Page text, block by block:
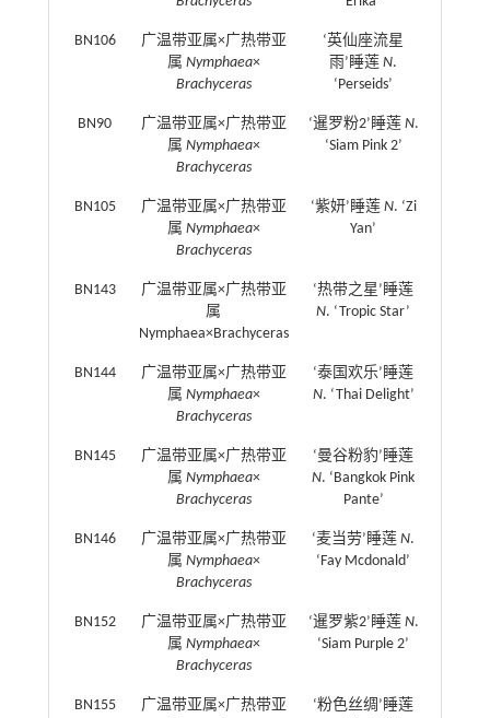
BN106
广温带亚属×广热带亚
属 Nymphaea×
Brachyceras
‘英仙座流星
雨’睡莲N.
‘Perseids’
BN90
广温带亚属×广热带亚
属 Nymphaea×
Brachyceras
‘暹罗粉2’睡莲 N.
‘Siam Pink 2’
BN105
广温带亚属×广热带亚
属 Nymphaea×
Brachyceras
‘紫妍’睡莲 N. ‘Zi
Yan’
BN143
广温带亚属×广热带亚
属
Nymphaea×Brachyceras
‘热带之星’睡莲
N. ‘Tropic Star’
BN144
广温带亚属×广热带亚
属 Nymphaea×
Brachyceras
‘泰国欢乐’睡莲
N. ‘Thai Delight’
BN145
广温带亚属×广热带亚
属 Nymphaea×
Brachyceras
‘曼谷粉豹’睡莲
N. ‘Bangkok Pink
Pante’
BN146
广温带亚属×广热带亚
属 Nymphaea×
Brachyceras
‘麦当劳’睡莲N.
‘Fay Mcdonald’
BN152
广温带亚属×广热带亚
属 Nymphaea×
Brachyceras
‘暹罗紫2’睡莲 N.
‘Siam Purple 2’
BN155
广温带亚属×广热带亚
‘粉色丝绸’睡莲